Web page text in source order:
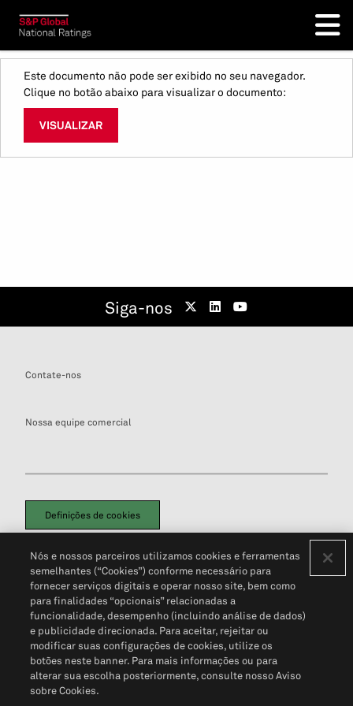
Este documento não pode ser exibido no seu navegador.
Clique no botão abaixo para visualizar o documento:
VISUALIZAR
Siga-nos
Contate-nos
Nossa equipe comercial
Definições de cookies
Política de PrivacidadePortal de privacidade do cliente (em inglês)
Não Venda Minhas Informações Pessoais© 2026 S&P Global
Nós e nossos parceiros utilizamos cookies e ferramentas
semelhantes (“Cookies”) conforme necessário para
fornecer serviços digitais e operar nosso site, bem como
para finalidades “opcionais” relacionadas a
funcionalidade, desempenho (incluindo análise de dados)
e publicidade direcionada. Para aceitar, rejeitar ou
modificar suas configurações de cookies, utilize os
botões neste banner. Para mais informações ou para
alterar sua escolha posteriormente, consulte nosso Aviso
sobre Cookies.